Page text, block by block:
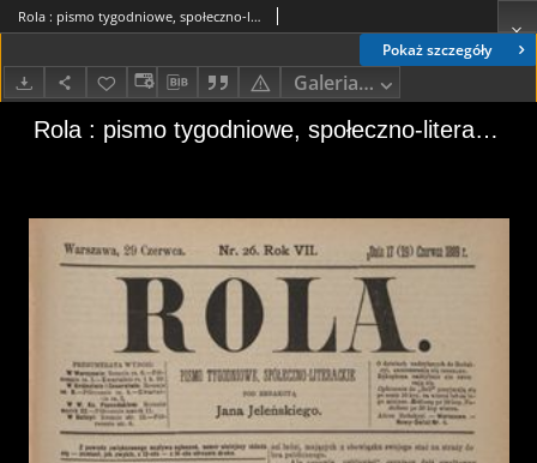
Pokaż szczegóły
Galeria zdjęć
Rola : pismo tygodniowe, społeczno-literackie / pod red. Jana Jeleńskiego R. 7, Nr 26 (17/29 czerwca 1889)